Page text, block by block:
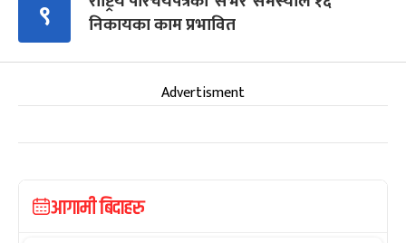
९
निकायका काम प्रभावित
Advertisment
आगामी बिदाहरु